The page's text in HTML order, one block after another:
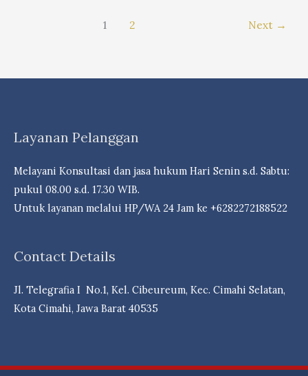
iur. Liona
N.
Supriatna,
S.H,
Marpaung,
M.H.
&
1 2 Next →
Layanan Pelanggan
Melayani Konsultasi dan jasa hukum Hari Senin s.d. Sabtu:
pukul 08.00 s.d. 17.30 WIB.
Untuk layanan melalui HP/WA 24 Jam ke +6282272188522
Contact Details
Jl. Telegrafia I No.1, Kel. Cibeureum, Kec. Cimahi Selatan,
Kota Cimahi, Jawa Barat 40535